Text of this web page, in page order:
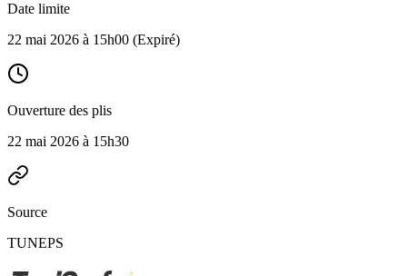
Date limite
22 mai 2026 à 15h00 (Expiré)
Ouverture des plis
22 mai 2026 à 15h30
Source
TUNEPS